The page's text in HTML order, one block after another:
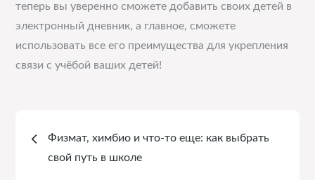
теперь вы уверенно сможете добавить своих детей в
электронный дневник, а главное, сможете
использовать все его преимущества для укрепления
связи с учёбой ваших детей!
Навигация
Физмат, химбио и что-то еще: как выбрать
свой путь в школе